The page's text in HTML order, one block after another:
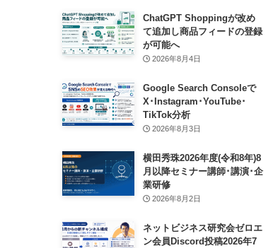
ChatGPT Shoppingが改め
て追加し商品フィードの登録
が可能へ
2026年8月4日
Google Search Consoleで
X･Instagram･YouTube･
TikTok分析
2026年8月3日
横田秀珠2026年度(令和8年)8
月以降セミナー講師･講演･企
業研修
2026年8月2日
ネットビジネス研究会ゼロエ
ン会員Discord投稿2026年7